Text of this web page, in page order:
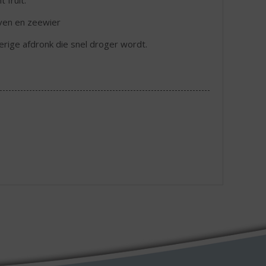
en zeewier
afdronk die snel droger wordt.